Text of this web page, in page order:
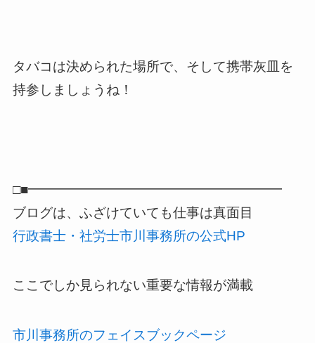
タバコは決められた場所で、そして携帯灰皿を
持参しましょうね！
□■━━━━━━━━━━━━━━━━━━━
ブログは、ふざけていても仕事は真面目
行政書士・社労士市川事務所の公式HP
ここでしか見られない重要な情報が満載
市川事務所のフェイスブックページ